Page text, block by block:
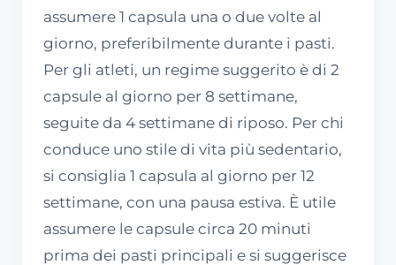
assumere 1 capsula una o due volte al
giorno, preferibilmente durante i pasti.
Per gli atleti, un regime suggerito è di 2
capsule al giorno per 8 settimane,
seguite da 4 settimane di riposo. Per chi
conduce uno stile di vita più sedentario,
si consiglia 1 capsula al giorno per 12
settimane, con una pausa estiva. È utile
assumere le capsule circa 20 minuti
prima dei pasti principali e si suggerisce